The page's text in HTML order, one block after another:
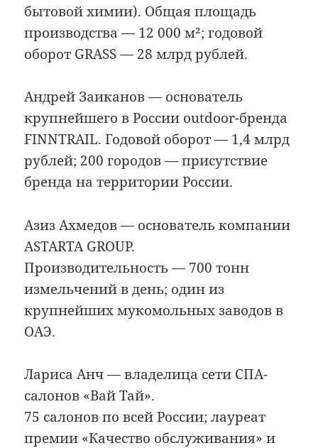
бытовой химии). Общая площадь
производства — 12 000 м²; годовой
оборот GRASS — 28 млрд рублей.
Андрей Заиканов — основатель
крупнейшего в России outdoor-бренда
FINNTRAIL. Годовой оборот — 1,4 млрд
рублей; 200 городов — присутствие
бренда на территории России.
Азиз Ахмедов — основатель компании
ASTARTA GROUP.
Производительность — 700 тонн
измельчений в день; один из
крупнейших мукомольных заводов в
ОАЭ.
Лариса Анч — владелица сети СПА-
салонов «Вай Тай».
75 салонов по всей России; лауреат
премии «Качество обслуживания» и